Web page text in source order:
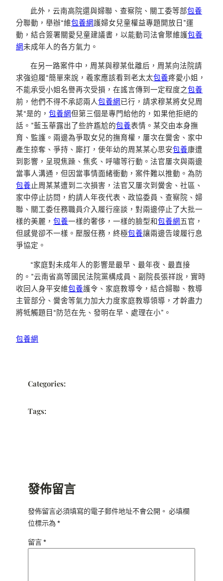
此外，云南高院還與婦聯、查察院、關工委等部包養
分聯動，舉辦“維包養網護婦女兒童權益專題開放日”運
動，結合簽署關愛兒童建議書，以能動司法會聚維護包養
網未成年人的各方氣力。
在另一路案件中，周某與穆某仳離后，周某向法院請
求強迫履“簡單來說，羲家應該看到老太太包養疼愛小姐，
不能承受小姐名譽再次受損，在謠言傳到一定程度之包養
前，他們不得不承認兩人包養網已行，請求穆某將女兒周
某“是的， 包養網但第三個是專門給他的，如果他拒絕的
話。”藍玉華露出了些許尷尬的包養表情。某交由本身撫
育、監護。兩邊為爭取女兒的撫育權，屢次在黌舍、家中
產生掠奪、爭持、廝打，使年幼的周某某心思安包養康遭
到影響，呈現焦躁、焦炙、呼嘯等行動。法官屢次與兩邊
當事人溝通，但因當事情面緒衝動，案件難以推動。為防
包養止周某某遭到二次損害，法官又屢次到黌舍、社區、
家中停止訪問，約請人年夜代表、政協委員、查察院、婦
聯、關工委任務職員介入履行座談，對兩邊停止了大批一
樣的美麗， 包養一樣的奢侈，一樣的臉型和包養網五官，
但感覺卻不一樣。壓服任務，終極包養讓兩邊告竣履行息
爭協定。
“家庭對未成年人的影響是最早、最年夜、最直接
的。”云南省高等國民法院黨構成員、副院長張祥說，實時
收回人身平安維包養護令、家庭教導令，結合婦聯、教導
主管部分、黌舍等氣力加大力度家庭教導領導，才幹盡力
將牴觸題目“防范在先、發明在早、處理在小”。
包養網
Categories:
Tags:
發佈留言
發佈留言必須填寫的電子郵件地址不會公開。 必填欄
位標示為*
留言*